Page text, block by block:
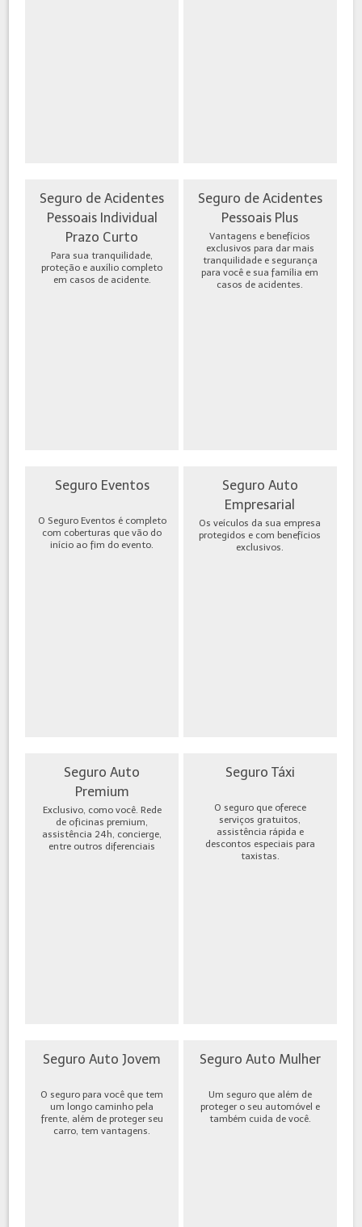
Seguro de Acidentes
Pessoais Individual
Prazo Curto
Para sua tranquilidade,
proteção e auxílio completo
em casos de acidente.
Seguro de Acidentes
Pessoais Plus
Vantagens e benefícios
exclusivos para dar mais
tranquilidade e segurança
para você e sua família em
casos de acidentes.
Seguro Eventos
O Seguro Eventos é completo
com coberturas que vão do
início ao fim do evento.
Seguro Auto
Empresarial
Os veículos da sua empresa
protegidos e com benefícios
exclusivos.
Seguro Auto
Premium
Exclusivo, como você. Rede
de oficinas premium,
assistência 24h, concierge,
entre outros diferenciais
Seguro Táxi
O seguro que oferece
serviços gratuitos,
assistência rápida e
descontos especiais para
taxistas.
Seguro Auto Jovem
O seguro para você que tem
um longo caminho pela
frente, além de proteger seu
carro, tem vantagens.
Seguro Auto Mulher
Um seguro que além de
proteger o seu automóvel e
também cuida de você.